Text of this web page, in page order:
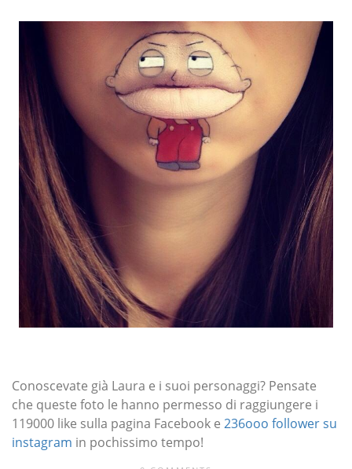
Conoscevate già Laura e i suoi personaggi? Pensate
che queste foto le hanno permesso di raggiungere i
119000 like sulla pagina Facebook e 236ooo follower su
instagram in pochissimo tempo!